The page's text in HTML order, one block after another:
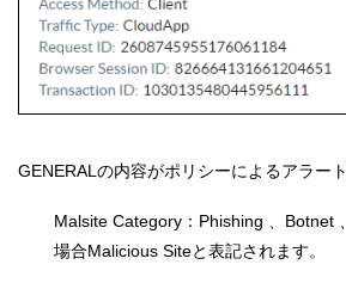
GENERALの内容がポリシーによるアラー
Malsite Category：Phishing 、Botnet
場合Malicious Siteと表記されます。